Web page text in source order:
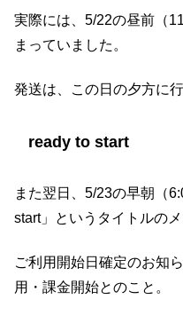
実際には、5/22の昼前（
まっていました。
発送は、この日の夕方に
ready to start
また翌日、5/23の早朝（
start」というタイトルの
ご利用開始日確定のお知
用・課金開始とのこと。